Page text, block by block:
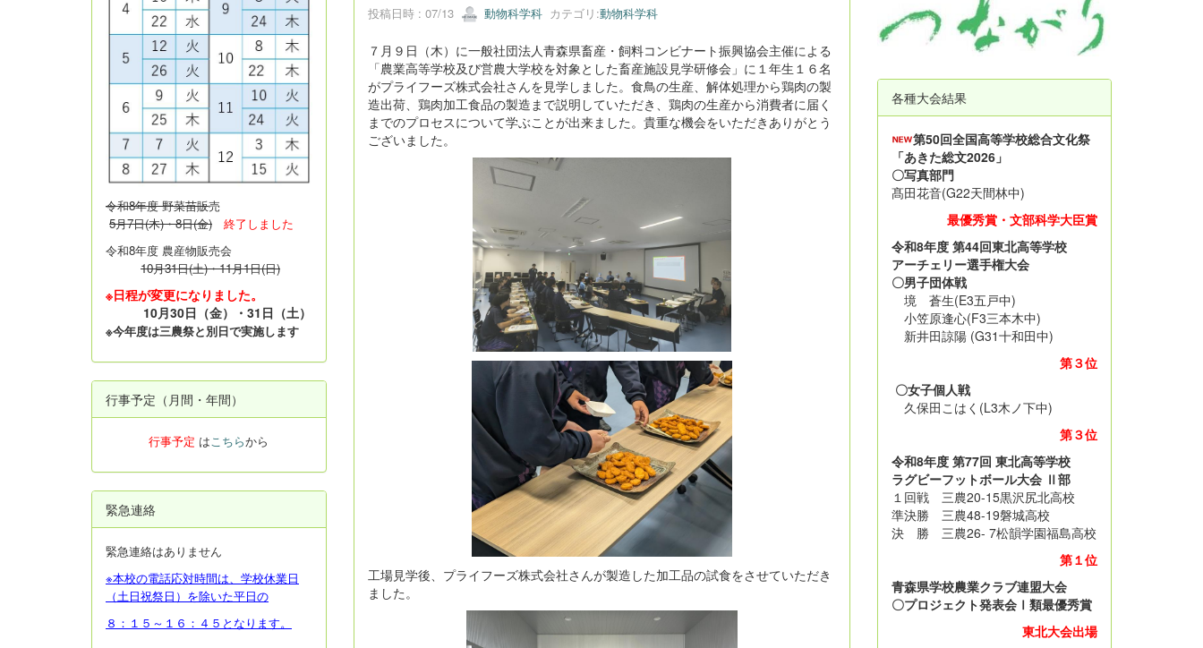
投稿日時 : 07/13 動物科学科カテゴリ:動物科学科
７月９日（木）に一般社団法人青森県畜産・飼料コンビナート振興協会主催による
「農業高等学校及び営農大学校を対象とした畜産施設見学研修会」に１年生１６名
がプライフーズ株式会社さんを見学しました。食鳥の生産、解体処理から鶏肉の製
造出荷、鶏肉加工食品の製造まで説明していただき、鶏肉の生産から消費者に届く
までのプロセスについて学ぶことが出来ました。貴重な機会をいただきありがとう
ございました。
工場見学後、プライフーズ株式会社さんが製造した加工品の試食をさせていただき
ました。
令和8年度 野菜苗販売
5月7日(木)・8日(金)
終了しました
令和8年度 農産物販売会
10月31日(土)・11月1日(日)
※日程が変更になりました。
10月30日（金）・31日（土）
※今年度は三農祭と別日で実施します
行事予定（月間・年間）
行事予定 はこちらから
緊急連絡
緊急連絡はありません
※本校の電話応対時間は、学校休業日
（土日祝祭日）を除いた平日の
８：１５～１６：４５となります。
各種大会結果
第50回全国高等学校総合文化祭
「あきた総文2026」
〇写真部門
髙田花音(G22天間林中)
最優秀賞・文部科学大臣賞
令和8年度 第44回東北高等学校
アーチェリー選手権大会
〇男子団体戦
境 蒼生(E3五戸中)
小笠原逢心(F3三本木中)
新井田諒陽 (G31十和田中)
第３位
〇女子個人戦
久保田こはく(L3木ノ下中)
第３位
令和8年度 第77回 東北高等学校
ラグビーフットボール大会 Ⅱ部
１回戦 三農20-15黒沢尻北高校
準決勝 三農48-19磐城高校
決 勝 三農26- 7松韻学園福島高校
第１位
青森県学校農業クラブ連盟大会
〇プロジェクト発表会Ⅰ類最優秀賞
東北大会出場